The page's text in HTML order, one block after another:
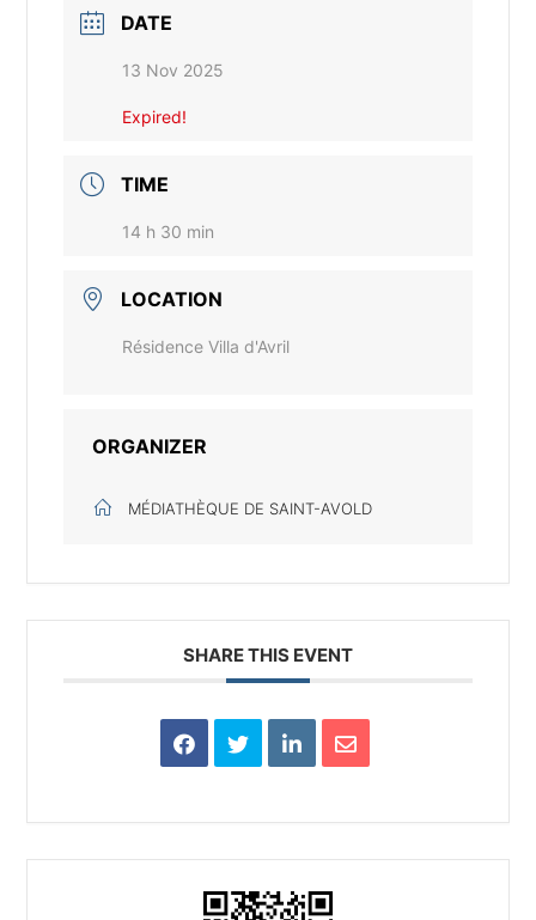
DATE
13 Nov 2025
Expired!
TIME
14 h 30 min
LOCATION
Résidence Villa d'Avril
ORGANIZER
MÉDIATHÈQUE DE SAINT-AVOLD
SHARE THIS EVENT